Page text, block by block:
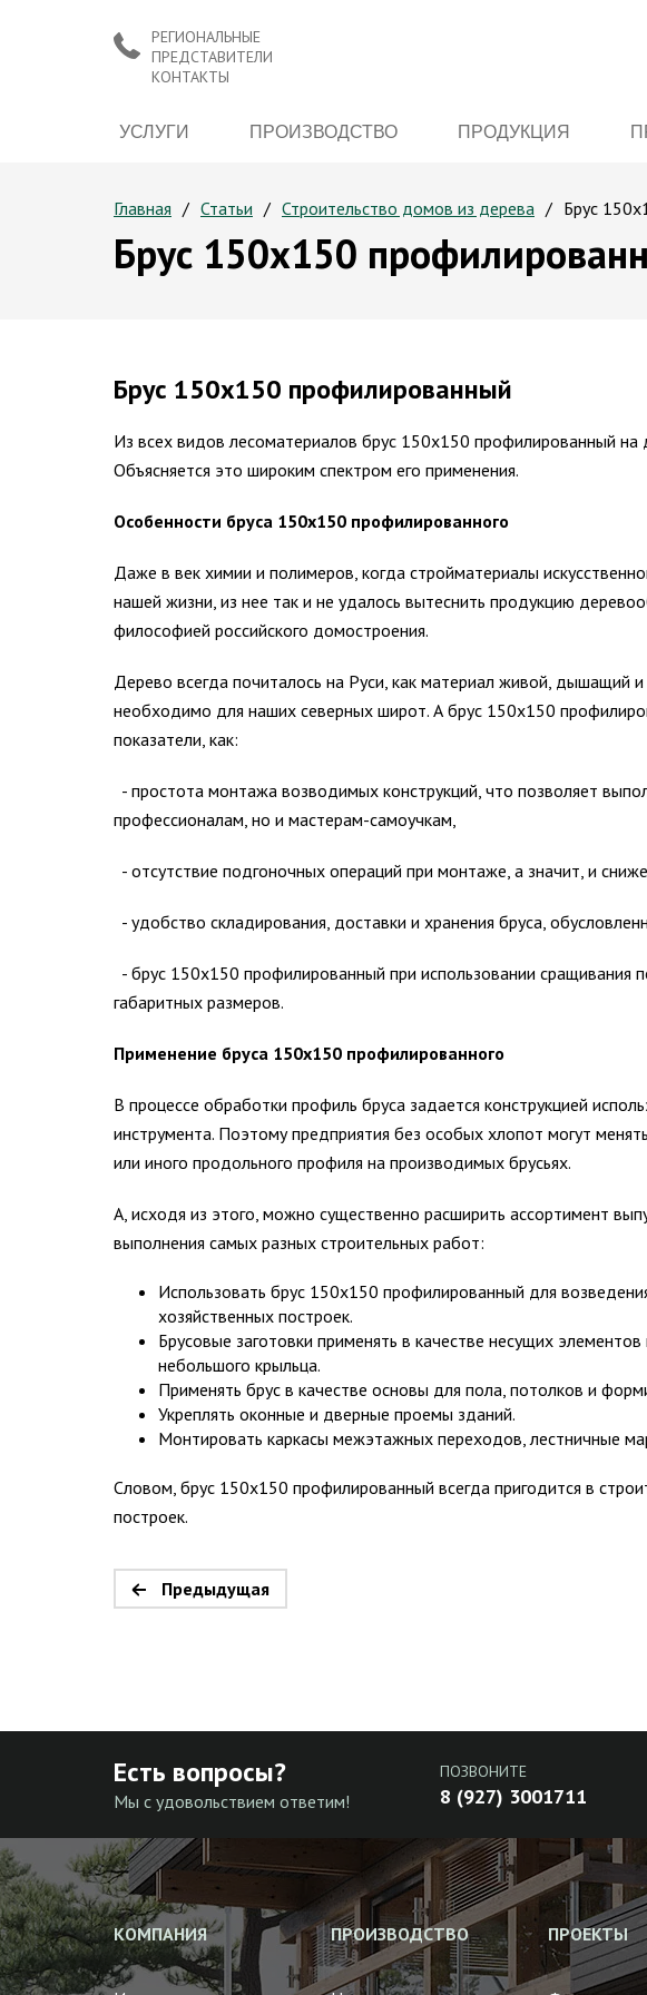
РЕГИОНАЛЬНЫЕ
ПРЕДСТАВИТЕЛИ
КОНТАКТЫ
УСЛУГИ ПРОИЗВОДСТВО ПРОДУКЦИЯ
Главная Статьи Строительство домов из дерева Брус
Брус 150х150
Брус 150х150 профилированный
Из всех видов лесоматериалов брус 150х150 профилированный
Объясняется это широким спектром его применения.
Особенности бруса 150х150 профилированного
Даже в век химии и полимеров, когда стройматериалы
нашей жизни, из нее так и не удалось вытеснить продукцию
философией российского домостроения.
Дерево всегда почиталось на Руси, как материал живой, дышащий
необходимо для наших северных широт. А брус 150х150
показатели, как:
- простота монтажа возводимых конструкций, что позволяет
профессионалам, но и мастерам-самоучкам,
- отсутствие подгоночных операций при монтаже, а значит, и
- удобство складирования, доставки и хранения бруса,
- брус 150х150 профилированный при использовании сращивания
габаритных размеров.
Применение бруса 150х150 профилированного
В процессе обработки профиль бруса задается конструкцией
инструмента. Поэтому предприятия без особых хлопот могут
или иного продольного профиля на производимых брусьях.
А, исходя из этого, можно существенно расширить ассортимент
выполнения самых разных строительных работ:
Использовать брус 150х150 профилированный для
хозяйственных построек.
Брусовые заготовки применять в качестве несущих
небольшого крыльца.
Применять брус в качестве основы для пола, потолков и
Укреплять оконные и дверные проемы зданий.
Монтировать каркасы межэтажных переходов, лестничные
Словом, брус 150х150 профилированный всегда пригодится в
построек.
Предыдущая
Есть вопросы?
Мы с удовольствием ответим!
ПОЗВОНИТЕ
8 (927) 3001711
КОМПАНИЯ ПРОИЗВОДСТВО ПРОЕКТЫ